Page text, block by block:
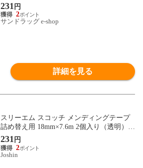
231 円
2
サンドラッグ e-shop
詳細を見る
スリーエム スコッチ メンディングテープ
詰め替え用 18mm×7.6m 2個入り（透明） S
cotch CM18-R2P 【返品種別A】
231 円
2
Joshin